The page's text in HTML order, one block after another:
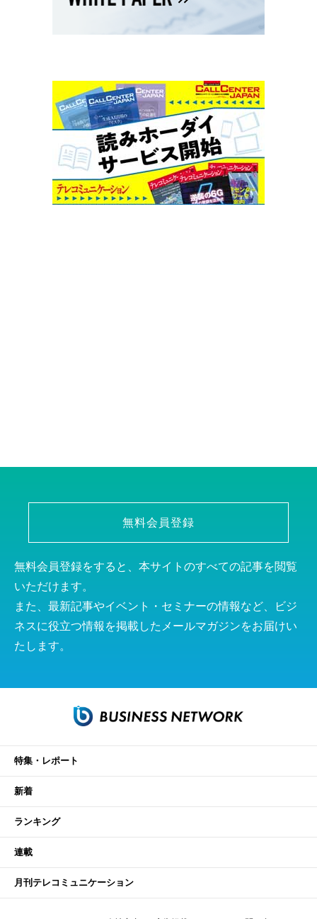
無料会員登録
無料会員登録をすると、本サイトのすべての記事を閲覧
いただけます。
また、最新記事やイベント・セミナーの情報など、ビジ
ネスに役立つ情報を掲載したメールマガジンをお届けい
たします。
特集・レポート
新着
ランキング
連載
月刊テレコミュニケーション